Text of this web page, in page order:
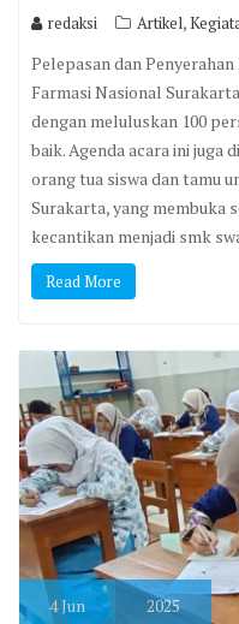
redaksi Artikel,
Pelepasan dan
Farmasi Nasional
dengan meluluskan 100
baik. Agenda acara ini juga
orang tua siswa dan tamu
Surakarta, yang membuka
kecantikan menjadi smk
Read More
4Jun 2025